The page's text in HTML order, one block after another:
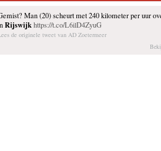
Man (20) scheurt met 240 kilometer per uur
Rijswijkhttps://t.co/L6ilD4ZyuG
de originele tweet van AD Zoetermeer